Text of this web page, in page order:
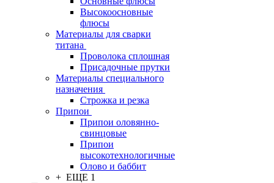
Высокоосновные
флюсы
Материалы для сварки
титана
Проволока сплошная
Присадочные прутки
Материалы специального
назначения
Строжка и резка
Припои
Припои оловянно-
свинцовые
Припои
высокотехнологичные
Олово и баббит
+ ЕЩЕ 1